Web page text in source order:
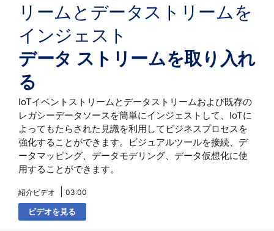
リームとデータストリームを
インジェスト
データ ストリームを取り入れ
る
IoTイベントストリームとデータストリームおよび既存の
レガシーデータソースを簡単にインジェストして、IoTに
よってもたらされた見識を利用してビジネスプロセスを
強化することができます。ビジュアルツールを接続、デ
ータマッピング、データモデリング、データ仮想化に使
用することができます。
紹介ビデオ 03:00
ビデオを見る